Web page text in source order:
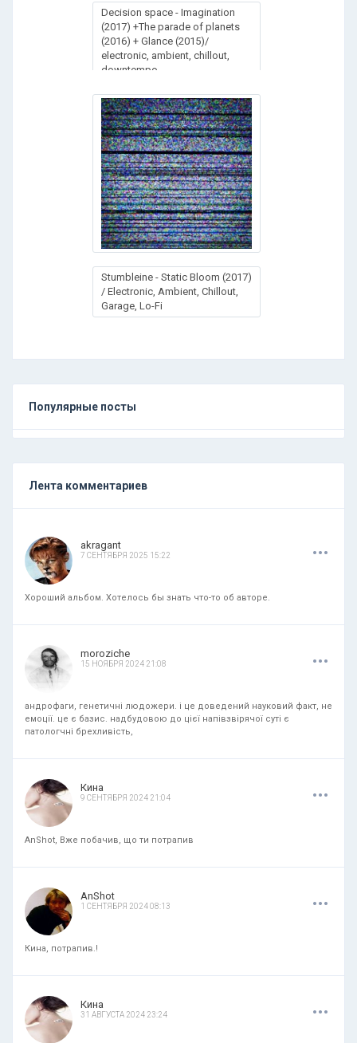
Decision space - Imagination
(2017) +The parade of planets
(2016) + Glance (2015)/
electronic, ambient, chillout,
downtempo
Stumbleine - Static Bloom (2017)
/ Electronic, Ambient, Chillout,
Garage, Lo-Fi
Популярные посты
Лента комментариев
akragant
7 СЕНТЯБРЯ 2025 15:22 ...
Хороший альбом. Хотелось бы знать что-то об авторе.
moroziche
15 НОЯБРЯ 2024 21:08 ...
андрофаги, генетичні людожери. і це доведений науковий факт, не
емоції. це є базис. надбудовою до цієї напівзвірячої суті є
патологчні брехливість,
Кина
9 СЕНТЯБРЯ 2024 21:04 ...
AnShot, Вже побачив, що ти потрапив
AnShot
1 СЕНТЯБРЯ 2024 08:13 ...
Кина, потрапив.!
Кина
31 АВГУСТА 2024 23:24 ...